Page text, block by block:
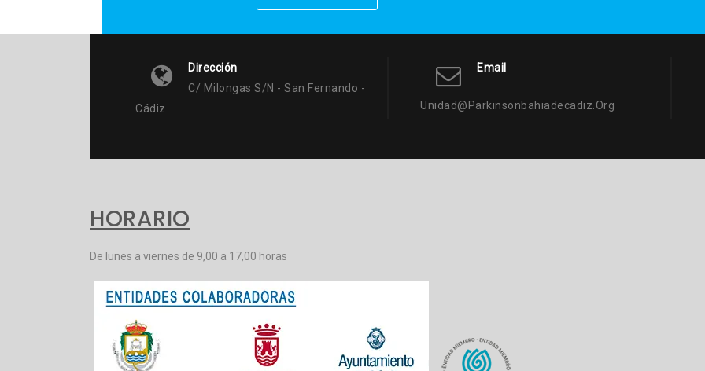
Dirección
C/ Milongas S/n - San Fernando -
Cádiz
Email
Unidad@parkinsonbahiadecadiz.org
HORARIO
De lunes a viernes de 9,00 a 17,00 horas